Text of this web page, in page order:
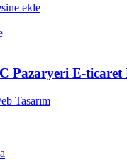
ekle
Pazaryeri E-ticaret
Tasarım